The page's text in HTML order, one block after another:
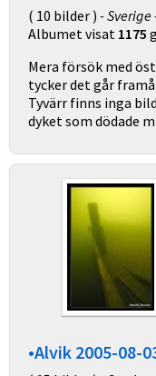
( 10 bilder ) -
Albumet visat 1175
Mera försök med
tycker det går
Tyvärr finns inga
dyket som dödade
•Alvik 2005-08-